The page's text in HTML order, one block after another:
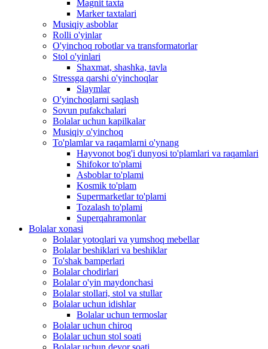
Magnit taxta
Marker taxtalari
Musiqiy asboblar
Rolli o'yinlar
O'yinchoq robotlar va transformatorlar
Stol o'yinlari
Shaxmat, shashka, tavla
Stressga qarshi o'yinchoqlar
Slaymlar
O'yinchoqlarni saqlash
Sovun pufakchalari
Bolalar uchun kapilkalar
Musiqiy o'yinchoq
To'plamlar va raqamlarni o'ynang
Hayvonot bog'i dunyosi to'plamlari va raqamlari
Shifokor to'plami
Asboblar to'plami
Kosmik to'plam
Supermarketlar to'plami
Tozalash to'plami
Superqahramonlar
Bolalar xonasi
Bolalar yotoqlari va yumshoq mebellar
Bolalar beshiklari va beshiklar
To'shak bamperlari
Bolalar chodirlari
Bolalar o'yin maydonchasi
Bolalar stollari, stol va stullar
Bolalar uchun idishlar
Bolalar uchun termoslar
Bolalar uchun chiroq
Bolalar uchun stol soati
Bolalar uchun devor soati